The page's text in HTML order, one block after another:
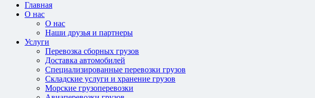
Главная
О нас
О нас
Наши друзья и партнеры
Услуги
Перевозка сборных грузов
Доставка автомобилей
Специализированные перевозки грузов
Складские услуги и хранение грузов
Морские грузоперевозки